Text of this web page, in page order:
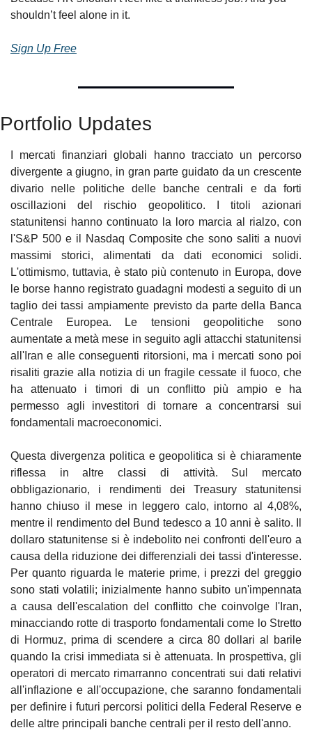
shouldn’t feel alone in it.
Sign Up Free
Portfolio Updates
I mercati finanziari globali hanno tracciato un percorso
divergente a giugno, in gran parte guidato da un crescente
divario nelle politiche delle banche centrali e da forti
oscillazioni del rischio geopolitico. I titoli azionari
statunitensi hanno continuato la loro marcia al rialzo, con
l'S&P 500 e il Nasdaq Composite che sono saliti a nuovi
massimi storici, alimentati da dati economici solidi.
L'ottimismo, tuttavia, è stato più contenuto in Europa, dove
le borse hanno registrato guadagni modesti a seguito di un
taglio dei tassi ampiamente previsto da parte della Banca
Centrale Europea. Le tensioni geopolitiche sono
aumentate a metà mese in seguito agli attacchi statunitensi
all'Iran e alle conseguenti ritorsioni, ma i mercati sono poi
risaliti grazie alla notizia di un fragile cessate il fuoco, che
ha attenuato i timori di un conflitto più ampio e ha
permesso agli investitori di tornare a concentrarsi sui
fondamentali macroeconomici.
Questa divergenza politica e geopolitica si è chiaramente
riflessa in altre classi di attività. Sul mercato
obbligazionario, i rendimenti dei Treasury statunitensi
hanno chiuso il mese in leggero calo, intorno al 4,08%,
mentre il rendimento del Bund tedesco a 10 anni è salito. Il
dollaro statunitense si è indebolito nei confronti dell'euro a
causa della riduzione dei differenziali dei tassi d'interesse.
Per quanto riguarda le materie prime, i prezzi del greggio
sono stati volatili; inizialmente hanno subito un'impennata
a causa dell'escalation del conflitto che coinvolge l'Iran,
minacciando rotte di trasporto fondamentali come lo Stretto
di Hormuz, prima di scendere a circa 80 dollari al barile
quando la crisi immediata si è attenuata. In prospettiva, gli
operatori di mercato rimarranno concentrati sui dati relativi
all'inflazione e all'occupazione, che saranno fondamentali
per definire i futuri percorsi politici della Federal Reserve e
delle altre principali banche centrali per il resto dell'anno.